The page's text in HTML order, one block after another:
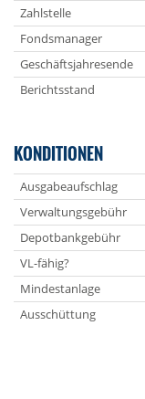
Zahlstelle
Fondsmanager
Geschäftsjahresende
Berichtsstand
KONDITIONEN
Ausgabeaufschlag
Verwaltungsgebühr
Depotbankgebühr
VL-fähig?
Mindestanlage
Ausschüttung